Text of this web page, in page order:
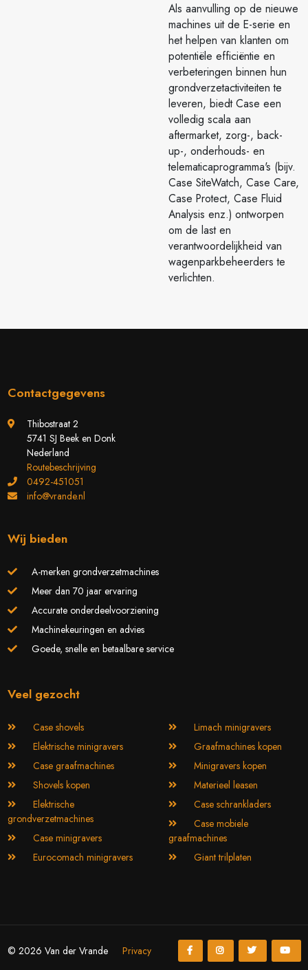
Als aanvulling op de nieuwe
machines uit de E-serie en
het helpen van klanten om
potentiële efficiëntie en
verbeteringen binnen hun
grondverzetactiviteiten te
leveren, biedt Case een
volledig scala aan
aftermarket, zorg-, back-
up-, onderhouds- en
telematicaprogramma's (bijv.
Case SiteWatch, Case Care,
Case Protect, Case Fluid
Analysis enz.) ontworpen
om de last en
verantwoordelijkheid van
wagenparkbeheerders te
verlichten.
Contactgegevens
Thibostraat 2
5741 SJ Beek en Donk
Nederland
Routebeschrijving
0492-451051
info@vrande.nl
Wij bieden
A-merken grondverzetmachines
Meer dan 70 jaar ervaring
Accurate onderdeelvoorziening
Machinekeuringen en advies
Goede, snelle en betaalbare service
Veel gezocht
Case shovels
Elektrische minigravers
Case graafmachines
Shovels kopen
Elektrische
grondverzetmachines
Case minigravers
Eurocomach minigravers
Limach minigravers
Graafmachines kopen
Minigravers kopen
Materieel leasen
Case schrankladers
Case mobiele
graafmachines
Giant trilplaten
© 2026 Van der Vrande Privacy